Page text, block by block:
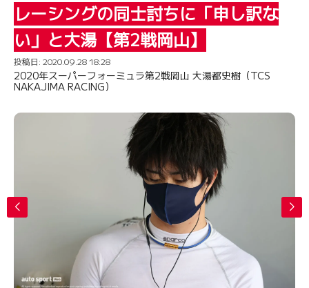
レーシングの同士討ちに「申し訳な
い」と大湯【第2戦岡山】
投稿日: 2020.09.28 18:28
2020年スーパーフォーミュラ第2戦岡山 大湯都史樹（TCS
NAKAJIMA RACING）